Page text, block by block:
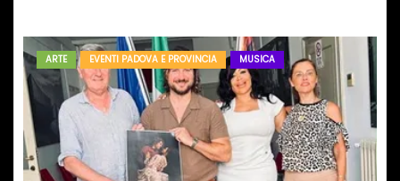
ARTE EVENTI PADOVA E PROVINCIA MUSICA